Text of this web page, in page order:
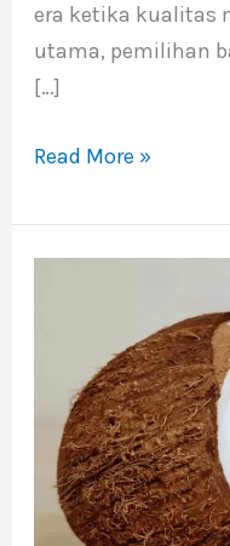
era ketika kualitas
utama, pemilihan
[…]
Read More »
manfaat,
Peluang
Bisnis